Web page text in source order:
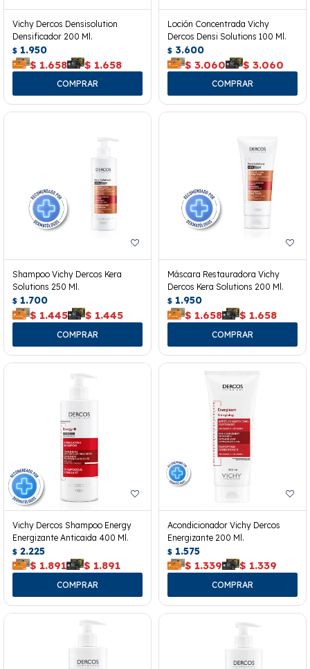
Vichy Dercos Densisolution
Densificador 200 Ml.
$ 1.950
$ 1.658 $ 1.658
Loción Concentrada Vichy
Dercos Densi Solutions 100 Ml.
$ 3.600
$ 3.060 $ 3.060
Shampoo Vichy Dercos Kera
Solutions 250 Ml.
$ 1.700
$ 1.445 $ 1.445
Máscara Restauradora Vichy
Dercos Kera Solutions 200 Ml.
$ 1.950
$ 1.658 $ 1.658
Vichy Dercos Shampoo Energy
Energizante Anticaida 400 Ml.
$ 2.225
$ 1.891 $ 1.891
Acondicionador Vichy Dercos
Energizante 200 Ml.
$ 1.575
$ 1.339 $ 1.339